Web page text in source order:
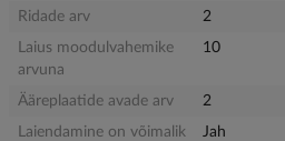
Ridade arv
2
Laius moodulvahemike
arvuna
10
Ääreplaatide avade arv
2
Laiendamine on võimalik
Jah